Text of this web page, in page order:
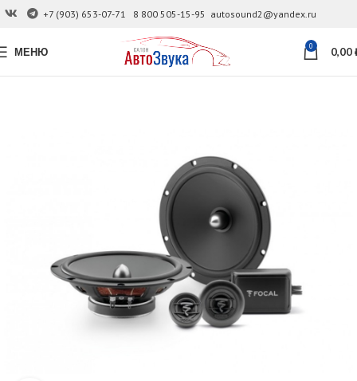
+7 (903) 653-07-71 8 800 505-15-95 autosound2@yandex.ru
МЕНЮ 0 0,00